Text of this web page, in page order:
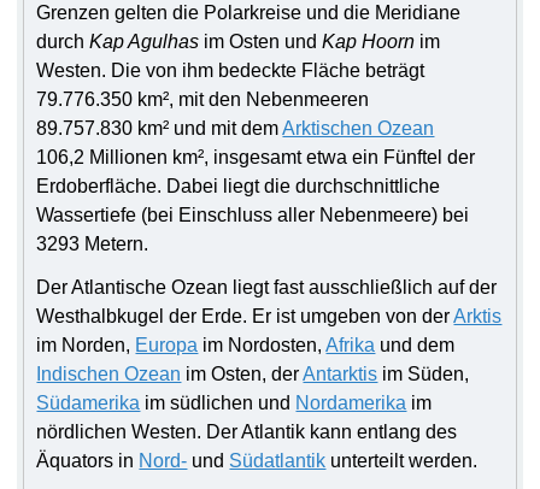
Grenzen gelten die Polarkreise und die Meridiane
durchKap Agulhas im Osten undKap Hoorn im
Westen. Die von ihm bedeckte Fläche beträgt
79.776.350 km², mit den Nebenmeeren
89.757.830 km² und mit demArktischen Ozean
106,2 Millionen km², insgesamt etwa ein Fünftel der
Erdoberfläche. Dabei liegt die durchschnittliche
Wassertiefe (bei Einschluss aller Nebenmeere) bei
3293 Metern.
Der Atlantische Ozean liegt fast ausschließlich auf der
Westhalbkugel der Erde. Er ist umgeben von derArktis
im Norden, Europa im Nordosten,Afrika und dem
Indischen Ozean im Osten, derAntarktis im Süden,
Südamerika im südlichen und Nordamerika im
nördlichen Westen. Der Atlantik kann entlang des
Äquators in Nord- und Südatlantik unterteilt werden.